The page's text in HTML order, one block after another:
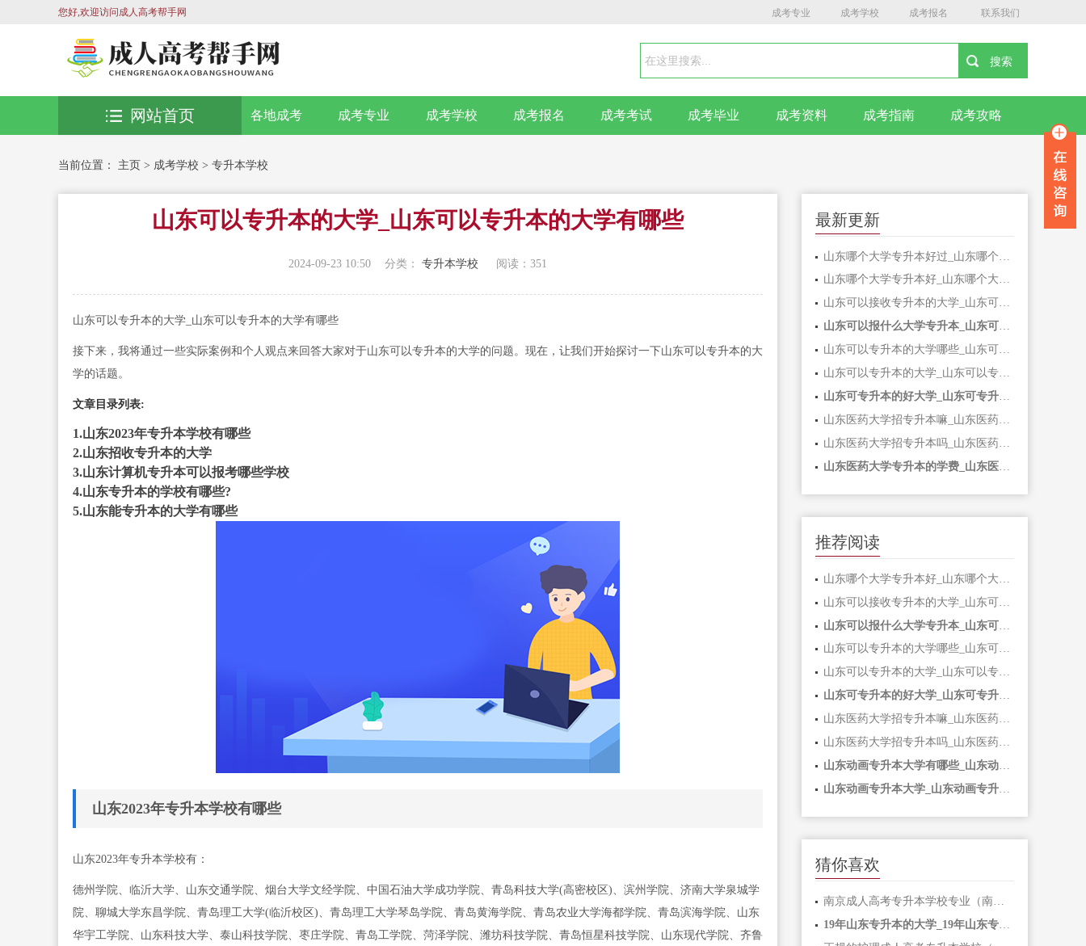
您好,欢迎访问成人高考帮手网 成考专业 成考学校 成考报名 联系我们
各地成考 成考专业 成考学校 成考报名 成考考试 成考毕业 成考资料 成考指南 成考攻略
网站首页
当前位置： 主页 > 成考学校 > 专升本学校
山东可以专升本的大学_山东可以专升本的大学有哪些
2024-09-23 10:50 分类：专升本学校 阅读： 351
山东可以专升本的大学_山东可以专升本的大学有哪些
接下来，我将通过一些实际案例和个人观点来回答大家对于山东可以专升本的大学的问题。现在，让我们开始探讨一下山东可以专升本的大
学的话题。
文章目录列表:
1.山东2023年专升本学校有哪些
2.山东招收专升本的大学
3.山东计算机专升本可以报考哪些学校
4.山东专升本的学校有哪些?
5.山东能专升本的大学有哪些
山东2023年专升本学校有哪些
山东2023年专升本学校有：
德州学院、临沂大学、山东交通学院、烟台大学文经学院、中国石油大学成功学院、青岛科技大学(高密校区)、滨州学院、济南大学泉城学
院、聊城大学东昌学院、青岛理工大学(临沂校区)、青岛理工大学琴岛学院、青岛黄海学院、青岛农业大学海都学院、青岛滨海学院、山东
华宇工学院、山东科技大学、泰山科技学院、枣庄学院、青岛工学院、菏泽学院、潍坊科技学院、青岛恒星科技学院、山东现代学院、齐鲁
最新更新
山东哪个大学专升本好_山东哪个大学专升本好考
山东可以接收专升本的大学_山东可以接收专升本的大学有哪些
山东可以报什么大学专升本_山东可以报什么大学专升本学校
山东可以专升本的大学哪些_山东可以专升本的大学哪些好
山东可以专升本的大学_山东可以专升本的大学有哪些
山东可专升本的好大学_山东可专升本的好大学有哪些
山东医药大学招专升本嘛_山东医药大学招专升本嘛
山东医药大学专升本的学费_山东医药大学专升本的学费是多少
推荐阅读
山东可以接收专升本的大学_山东可以接收专升本的大学有哪些
山东可以报什么大学专升本_山东可以报什么大学专升本学校
山东可以专升本的大学哪些_山东可以专升本的大学哪些好
山东可以专升本的大学_山东可以专升本的大学有哪些
山东可专升本的好大学_山东可专升本的好大学有哪些
山东医药大学招专升本嘛_山东医药大学招专升本嘛
山东医药大学招专升本吗_山东医药大学招专升本吗多少分
山东动画专升本大学有哪些_山东动画专升本大学有哪些学校
山东动画专升本大学_山东动画专升本大学有哪些
猜你喜欢
南京成人高考专升本学校专业（南京成人高考专升本学校专业招生方案）
19年山东专升本的大学_19年山东专升本的大学有哪些